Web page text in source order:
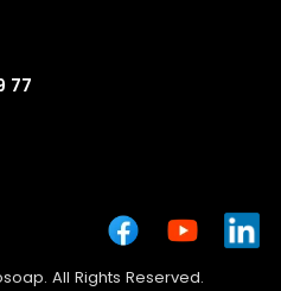
77
All Rights Reserved.